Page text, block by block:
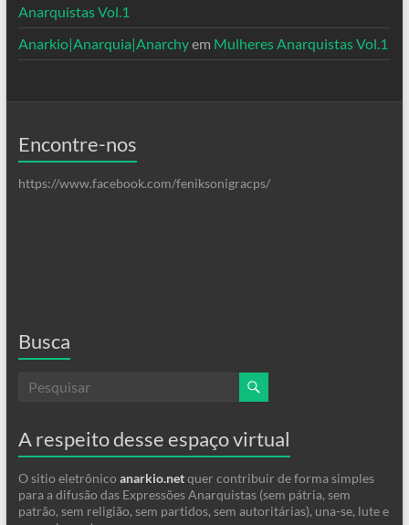
Anarquistas Vol.1
Anarkio|Anarquia|Anarchyem Mulheres Anarquistas Vol.1
Encontre-nos
https://www.facebook.com/feniksonigracps/
Busca
A respeito desse espaço virtual
O sitio eletrônico anarkio.netquer contribuir de forma simples
para a difusão das Expressões Anarquistas (sem pátria, sem
patrão, sem religião, sem partidos, sem autoritárias), una-se, lute e